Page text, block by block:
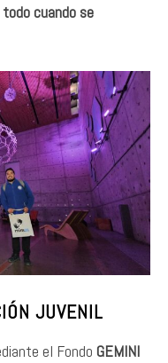
cuando se
JUVENIL
el Fondo GEMINI